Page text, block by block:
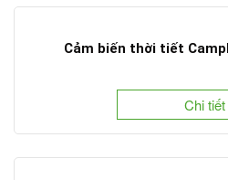
Cảm biến thời tiết
Chi tiết